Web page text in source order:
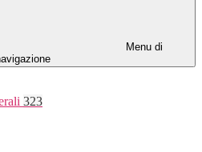
Menu di
323